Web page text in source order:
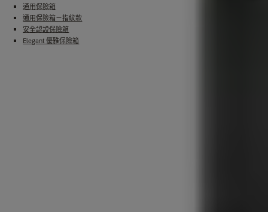
通用保險箱
通用保險箱－指紋款
安全認證保險箱
Elegant 優雅保險箱